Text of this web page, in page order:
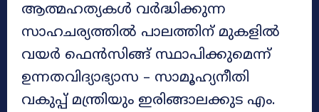
ആത്മഹത്യകൾ വർദ്ധിക്കുന്ന
സാഹചര്യത്തിൽ പാലത്തിന് മുകളിൽ
വയർ ഫെൻസിങ്ങ് സ്ഥാപിക്കുമെന്ന്
ഉന്നതവിദ്യാഭ്യാസ – സാമൂഹ്യനീതി
വകുപ്പ് മന്ത്രിയും ഇരിങ്ങാലക്കുട എം.